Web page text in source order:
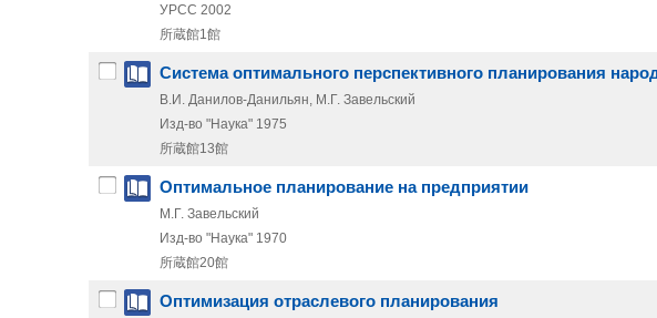
УРСС 2002
所蔵館1館
Система оптимального перспективного планирования
В.И. Данилов-Данильян, М.Г. Завельский
Изд-во "Наука" 1975
所蔵館13館
Оптимальное планирование на предприятии
М.Г. Завельский
Изд-во "Наука" 1970
所蔵館20館
Оптимизация отраслевого планирования